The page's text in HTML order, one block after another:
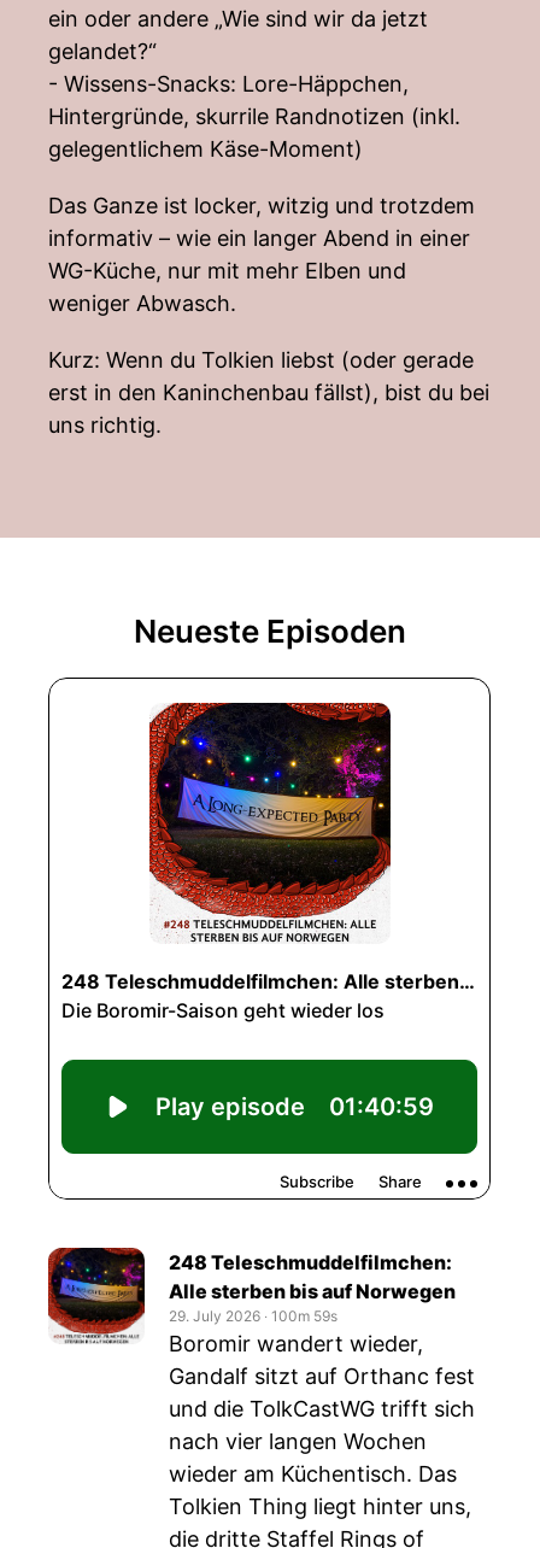
ein oder andere „Wie sind wir da jetzt
gelandet?“
- Wissens-Snacks: Lore-Häppchen,
Hintergründe, skurrile Randnotizen (inkl.
gelegentlichem Käse-Moment)
Das Ganze ist locker, witzig und trotzdem
informativ – wie ein langer Abend in einer
WG-Küche, nur mit mehr Elben und
weniger Abwasch.
Kurz: Wenn du Tolkien liebst (oder gerade
erst in den Kaninchenbau fällst), bist du bei
uns richtig.
Neueste Episoden
248 Teleschmuddelfilmchen:
Alle sterben bis auf Norwegen
29. July 2026 ‧ 100m 59s
Boromir wandert wieder,
Gandalf sitzt auf Orthanc fest
und die TolkCastWG trifft sich
nach vier langen Wochen
wieder am Küchentisch. Das
Tolkien Thing liegt hinter uns,
die dritte Staffel Rings of